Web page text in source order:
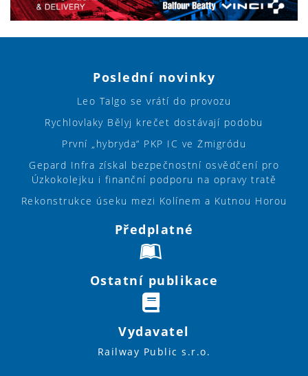
Poslední novinky
Leo Talgo se vrátí do provozu
Rychlovlaky Bělyj krečet dostávají podobu
První „hybryda“ PKP IC ve Żmigródu
Gepard Infra získal bezpečnostní osvědčení pro
Úzkokolejku i finanční podporu na opravy tratě
Rekonstrukce úseku mezi Kolínem a Kutnou Horou
Předplatné
Ostatní publikace
Vydavatel
Railway Public s.r.o.